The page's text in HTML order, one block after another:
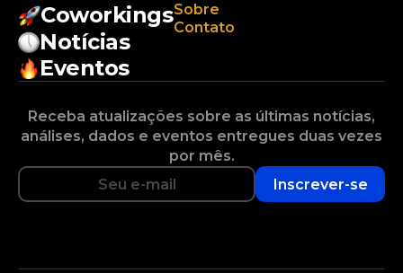
Coworkings
Notícias
Eventos
Sobre
Contato
Receba atualizações sobre as últimas notícias,
análises, dados e eventos entregues duas vezes
por mês.
Inscrever-se